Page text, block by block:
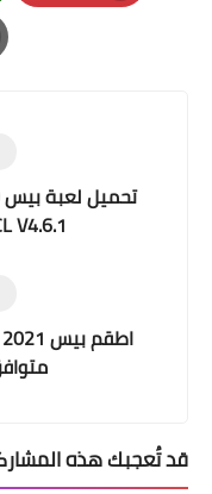
Pinterest
V4.6.1
قد تُعجبك هذه